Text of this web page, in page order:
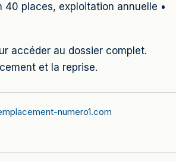
40 places, exploitation annuelle •
accéder au dossier complet.
et la reprise.
numero1.com